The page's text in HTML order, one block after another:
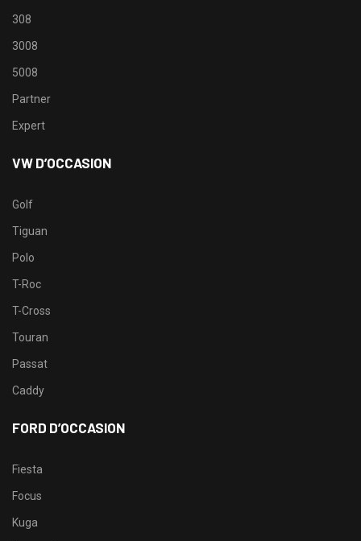
308
3008
5008
Partner
Expert
VW D’OCCASION
Golf
Tiguan
Polo
T-Roc
T-Cross
Touran
Passat
Caddy
FORD D’OCCASION
Fiesta
Focus
Kuga